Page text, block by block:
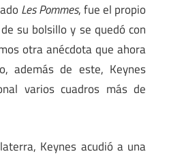
Les Pommes, fue el propio
su bolsillo y se quedó con
otra anécdota que ahora
además de este, Keynes
varios cuadros más de
Keynes acudió a una